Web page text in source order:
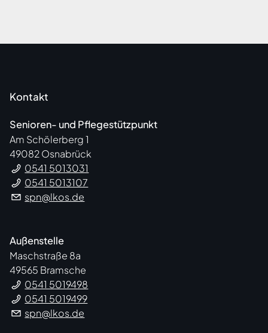
Kontakt
Senioren- und Pflegestützpunkt
Am Schölerberg 1
49082 Osnabrück
0541 5013031
0541 5013107
spn@lkos.de
Außenstelle
Maschstraße 8a
49565 Bramsche
0541 5019498
0541 5019499
spn@lkos.de